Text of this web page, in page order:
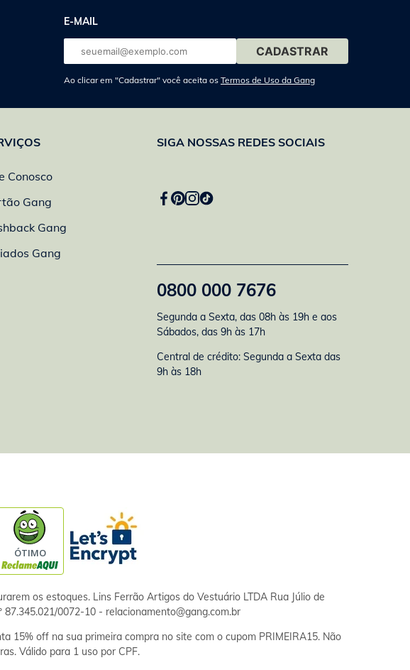
E-MAIL
E-
mail
Ao clicar em "Cadastrar" você aceita os Termos de Uso da Gang
Conosco
Gang
Gang
Gang
SIGA NOSSAS REDES SOCIAIS
0800 000 7676
Segunda a Sexta, das 08h às 19h e aos
Sábados, das 9h às 17h
Central de crédito: Segunda a Sexta das
9h às 18h
os estoques. Lins Ferrão Artigos do Vestuário LTDA Rua Júlio de
87.345.021/0072-10 - relacionamento@gang.com.br
15% off na sua primeira compra no site com o cupom PRIMEIRA15. Não
Válido para 1 uso por CPF.